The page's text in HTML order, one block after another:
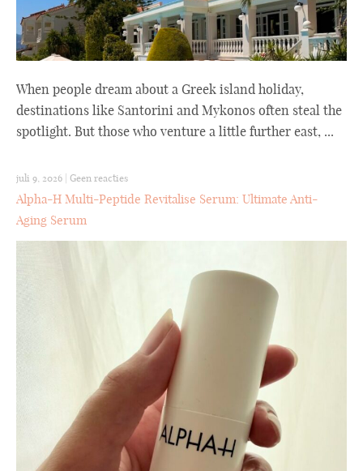
When people dream about a Greek island holiday,
destinations like Santorini and Mykonos often steal the
spotlight. But those who venture a little further east, ...
juli 9, 2026 Geen reacties
Alpha-H Multi-Peptide Revitalise Serum: Ultimate Anti-
Aging Serum